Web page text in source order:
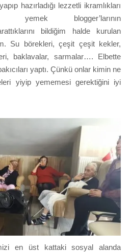
hazırladığı lezzetli ikramlıkları
yemek blogger’larının
bildiğim halde kurulan
Su börekleri, çeşit çeşit kekler,
baklavalar, sarmalar…. Elbette
yaptı. Çünkü onlar kimin ne
yiyip yememesi gerektiğini iyi
en üst kattaki sosyal alanda